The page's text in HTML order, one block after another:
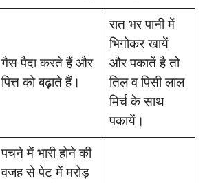
गैस पैदा करते हैं और
पित्त को बढ़ाते हैं।
रात भर पानी में
भिगोकर खायें
और पकातें है तो
तिल व पिसी लाल
मिर्च के साथ
पकायें।
पचने में भारी होने की
वजह से पेट में मरोड़